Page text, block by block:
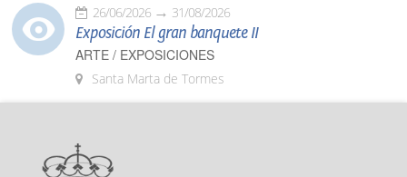
26/06/2026 31/08/2026
Exposición El gran banquete II
ARTE / EXPOSICIONES
Santa Marta de Tormes